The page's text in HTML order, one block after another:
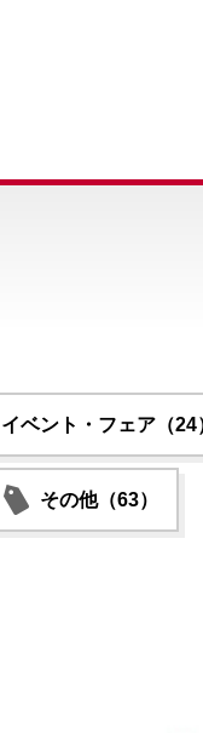
イベント・フェア（24
その他（63）